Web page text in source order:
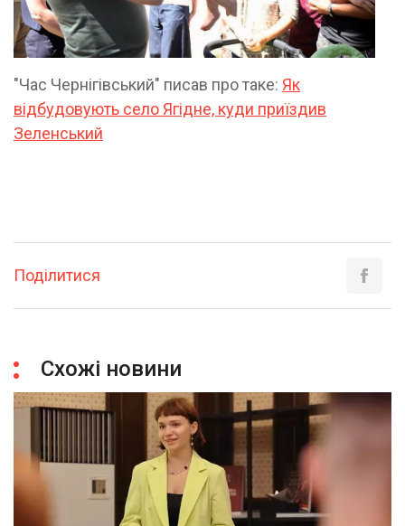
"Час Чернігівський" писав про таке: Як
відбудовують село Ягідне, куди приїздив
Зеленський
Поділитися
Схожі новини